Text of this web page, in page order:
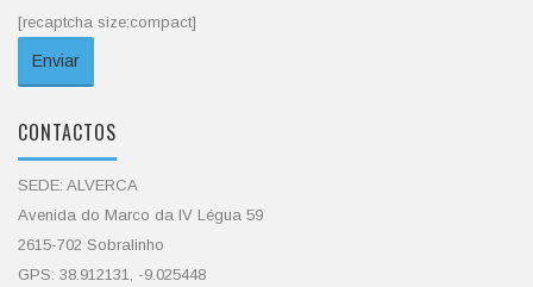
[recaptcha size:compact]
CONTACTOS
SEDE: ALVERCA
Avenida do Marco da IV Légua 59
2615-702 Sobralinho
GPS: 38.912131, -9.025448